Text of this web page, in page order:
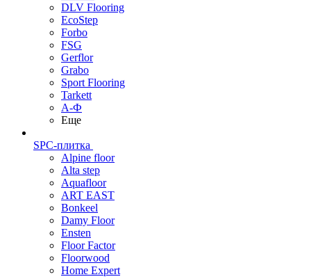
DLV Flooring
EcoStep
Forbo
FSG
Gerflor
Grabo
Sport Flooring
Tarkett
А-Ф
Еще
SPC-плитка
Alpine floor
Alta step
Aquafloor
ART EAST
Bonkeel
Damy Floor
Ensten
Floor Factor
Floorwood
Home Expert